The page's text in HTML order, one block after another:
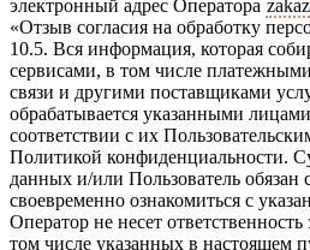
электронный адрес Оператора
«Отзыв согласия на обработку
10.5. Вся информация, которая
сервисами, в том числе
связи и другими поставщиками
обрабатывается указанными
соответствии с их
Политикой конфиденциальности.
данных и/или Пользователь обязан
своевременно ознакомиться с
Оператор не несет
том числе указанных в настоящем